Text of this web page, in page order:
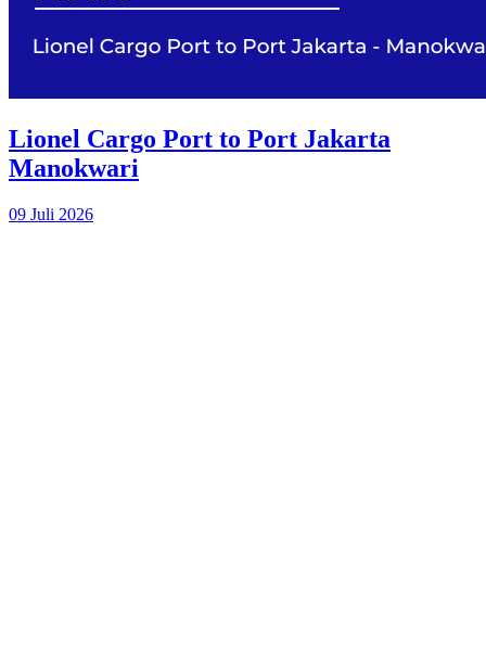
Lionel Cargo Port to Port Jakarta
Manokwari
09 Juli 2026